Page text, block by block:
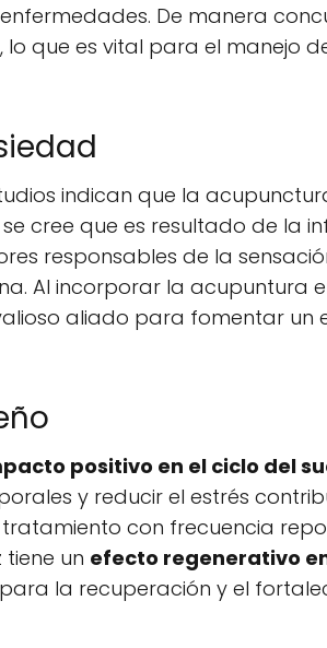
De manera
, lo que es vital para el manejo
indican que la
se cree que es resultado de la
responsables de la
Al incorporar la acupuntura
aliado para fomentar un
positivo en el ciclo del
y reducir el estrés
con frecuencia
un efecto regenerativo
la recuperación y el